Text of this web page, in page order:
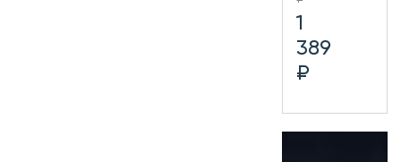
1
389
₽